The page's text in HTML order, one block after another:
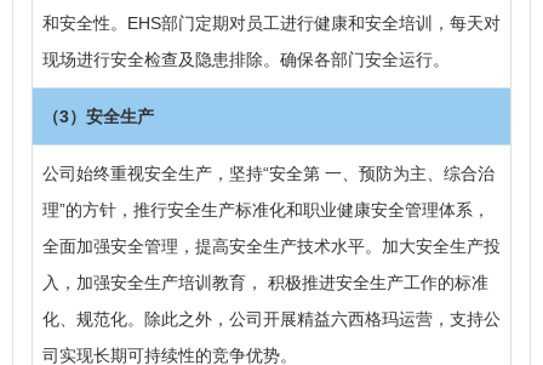
和安全性。EHS部门定期对员工进行健康和安全培训，每天对
现场进行安全检查及隐患排除。确保各部门安全运行。
（3） 安全生产
公司始终重视安全生产，坚持“安全第 一、预防为主、综合治
理”的方针，推行安全生产标准化和职业健康安全管理体系，
全面加强安全管理，提高安全生产技术水平。加大安全生产投
入，加强安全生产培训教育， 积极推进安全生产工作的标准
化、规范化。除此之外，公司开展精益六西格玛运营，支持公
司实现长期可持续性的竞争优势。